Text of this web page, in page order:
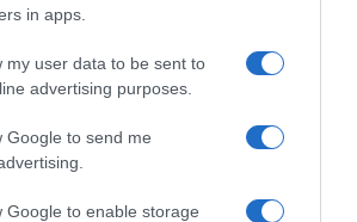
in apps.
my user data to be sent to
advertising purposes.
Google to send me
Google to enable storage